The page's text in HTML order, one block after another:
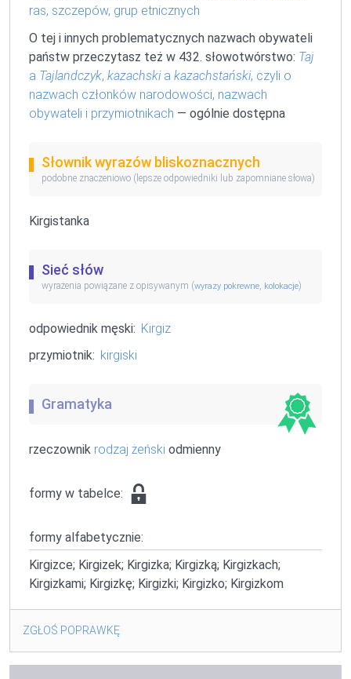
ras, szczepów, grup etnicznych
O tej i innych problematycznych nazwach obywateli
państw przeczytasz też w 432. słowotwórstwo: Taj
a Tajlandczyk, kazachskia kazachstański, czyli o
nazwach członków narodowości, nazwach
obywateli i przymiotnikach — ogólnie dostępna
Słownik wyrazów bliskoznacznych
podobne znaczeniowo (lepsze odpowiedniki lub zapomniane słowa)
Kirgistanka
Sieć słów
wyrażenia powiązane z opisywanym (wyrazy pokrewne kolokacje)
odpowiednik męski: Kirgiz
przymiotnik: kirgiski
Gramatyka
rzeczownik rodzaj żeński odmienny
formy w tabelce:
formy alfabetycznie:
Kirgizce; Kirgizek; Kirgizka; Kirgizką; Kirgizkach;
Kirgizkami; Kirgizkę; Kirgizki; Kirgizko; Kirgizkom
ZGŁOŚ POPRAWKĘ